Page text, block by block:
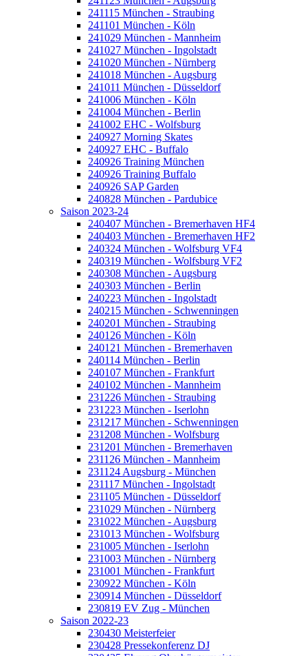
241115 München - Straubing
241101 München - Köln
241029 München - Mannheim
241027 München - Ingolstadt
241020 München - Nürnberg
241018 München - Augsburg
241011 München - Düsseldorf
241006 München - Köln
241004 München - Berlin
241002 EHC - Wolfsburg
240927 Morning Skates
240927 EHC - Buffalo
240926 Training München
240926 Training Buffalo
240926 SAP Garden
240828 München - Pardubice
Saison 2023-24
240407 München - Bremerhaven HF4
240403 München - Bremerhaven HF2
240324 München - Wolfsburg VF4
240319 München - Wolfsburg VF2
240308 München - Augsburg
240303 München - Berlin
240223 München - Ingolstadt
240215 München - Schwenningen
240201 München - Straubing
240126 München - Köln
240121 München - Bremerhaven
240114 München - Berlin
240107 München - Frankfurt
240102 München - Mannheim
231226 München - Straubing
231223 München - Iserlohn
231217 München - Schwenningen
231208 München - Wolfsburg
231201 München - Bremerhaven
231126 München - Mannheim
231124 Augsburg - München
231117 München - Ingolstadt
231105 München - Düsseldorf
231029 München - Nürnberg
231022 München - Augsburg
231013 München - Wolfsburg
231005 München - Iserlohn
231003 München - Nürnberg
231001 München - Frankfurt
230922 München - Köln
230914 München - Düsseldorf
230819 EV Zug - München
Saison 2022-23
230430 Meisterfeier
230428 Pressekonferenz DJ